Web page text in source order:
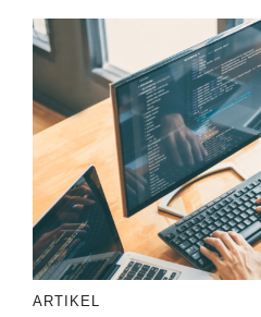
ARTIKEL